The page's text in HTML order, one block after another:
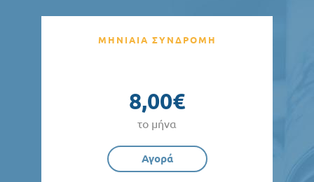
ΜΗΝΙΑΙΑ ΣΥΝΔΡΟΜΗ
8,00€
το μήνα
Αγορά